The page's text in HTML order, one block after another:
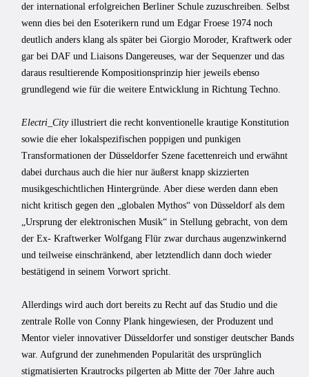
der international erfolgreichen Berliner Schule zuzuschreiben. Selbst
wenn dies bei den Esoterikern rund um Edgar Froese 1974 noch
deutlich anders klang als später bei Giorgio Moroder, Kraftwerk oder
gar bei DAF und Liaisons Dangereuses, war der Sequenzer und das
daraus resultierende Kompositionsprinzip hier jeweils ebenso
grundlegend wie für die weitere Entwicklung in Richtung Techno.
Electri_Cityillustriert die recht konventionelle krautige Konstitution
sowie die eher lokalspezifischen poppigen und punkigen
Transformationen der Düsseldorfer Szene facettenreich und erwähnt
dabei durchaus auch die hier nur äußerst knapp skizzierten
musikgeschichtlichen Hintergründe. Aber diese werden dann eben
nicht kritisch gegen den „globalen Mythos“ von Düsseldorf als dem
„Ursprung der elektronischen Musik“ in Stellung gebracht, von dem
der Ex- Kraftwerker Wolfgang Flür zwar durchaus augenzwinkernd
und teilweise einschränkend, aber letztendlich dann doch wieder
bestätigend in seinem Vorwort spricht.
Allerdings wird auch dort bereits zu Recht auf das Studio und die
zentrale Rolle von Conny Plank hingewiesen, der Produzent und
Mentor vieler innovativer Düsseldorfer und sonstiger deutscher Bands
war. Aufgrund der zunehmenden Popularität des ursprünglich
stigmatisierten Krautrocks pilgerten ab Mitte der 70er Jahre auch